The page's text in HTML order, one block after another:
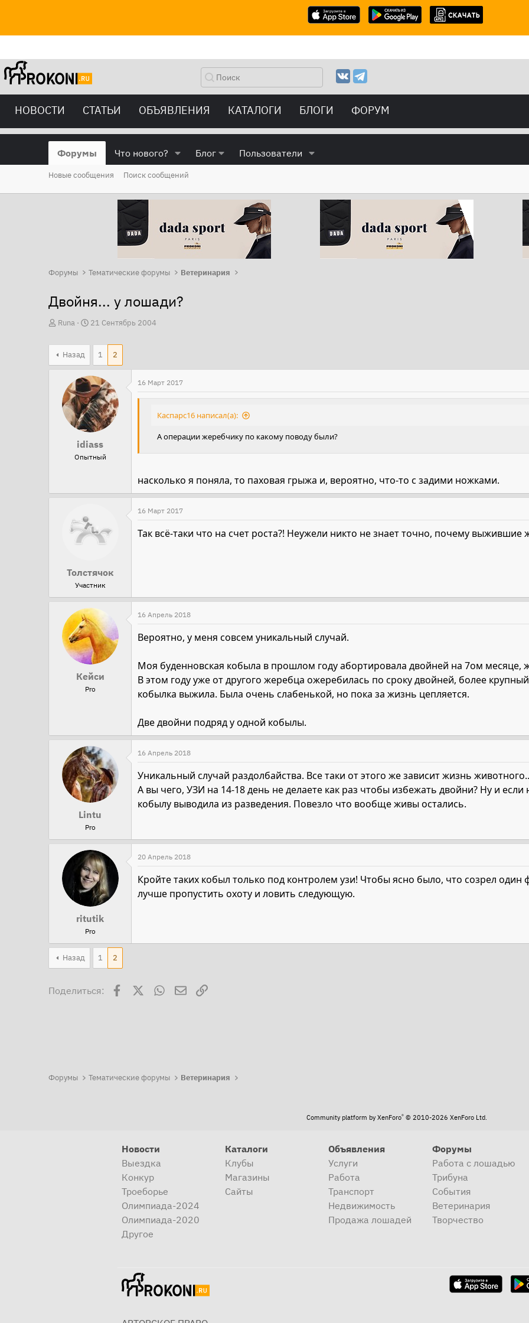
НОВОСТИ СТАТЬИ ОБЪЯВЛЕНИЯ КАТАЛОГИ БЛОГИ ФОРУМ
Форумы Что нового? Блог Пользователи
Новые сообщения Поиск сообщений
Форумы Тематические форумы Ветеринария
Двойня... у лошади?
А
о
Runa
Д
а
н
а
ч
а
л
а
21 Сентябрь 2004
Назад 1 2
idiass
Опытный
16 Март 2017
Каспарс16 написал(а):
А операции жеребчику по какому поводу были?
насколько я поняла, то паховая грыжа и, вероятно, что-то с задими ножками.
Толстячок
Участник
16 Март 2017
Так всё-таки что на счет роста?! Неужели никто не знает точно, почему выжившие
Кейси
Pro
16 Апрель 2018
Вероятно, у меня совсем уникальный случай.
Моя буденновская кобыла в прошлом году абортировала двойней на 7ом месяце,
В этом году уже от другого жеребца ожеребилась по сроку двойней, более
кобылка выжила. Была очень слабенькой, но пока за жизнь цепляется.
Две двойни подряд у одной кобылы.
Lintu
Pro
16 Апрель 2018
Уникальный случай раздолбайства. Все таки от этого же зависит жизнь
А вы чего, УЗИ на 14-18 день не делаете как раз чтобы избежать двойни? Ну и если
кобылу выводила из разведения. Повезло что вообще живы остались.
ritutik
Pro
20 Апрель 2018
Кройте таких кобыл только под контролем узи! Чтобы ясно было, что созрел один
лучше пропустить охоту и ловить следующую.
Назад 1 2
Поделиться: FacebookWhatsAppЭлектронная почта
Ссылка
Форумы Тематические форумы Ветеринария
Community platform by XenForo® © 2010-2026 XenForo Ltd.
Новости
Выездка
Конкур
Троеборье
Олимпиада-2024
Олимпиада-2020
Другое
Каталоги
Клубы
Магазины
Сайты
Объявления
Услуги
Работа
Транспорт
Недвижимость
Продажа лошадей
Форумы
Работа с лошадью
Трибуна
События
Ветеринария
Творчество